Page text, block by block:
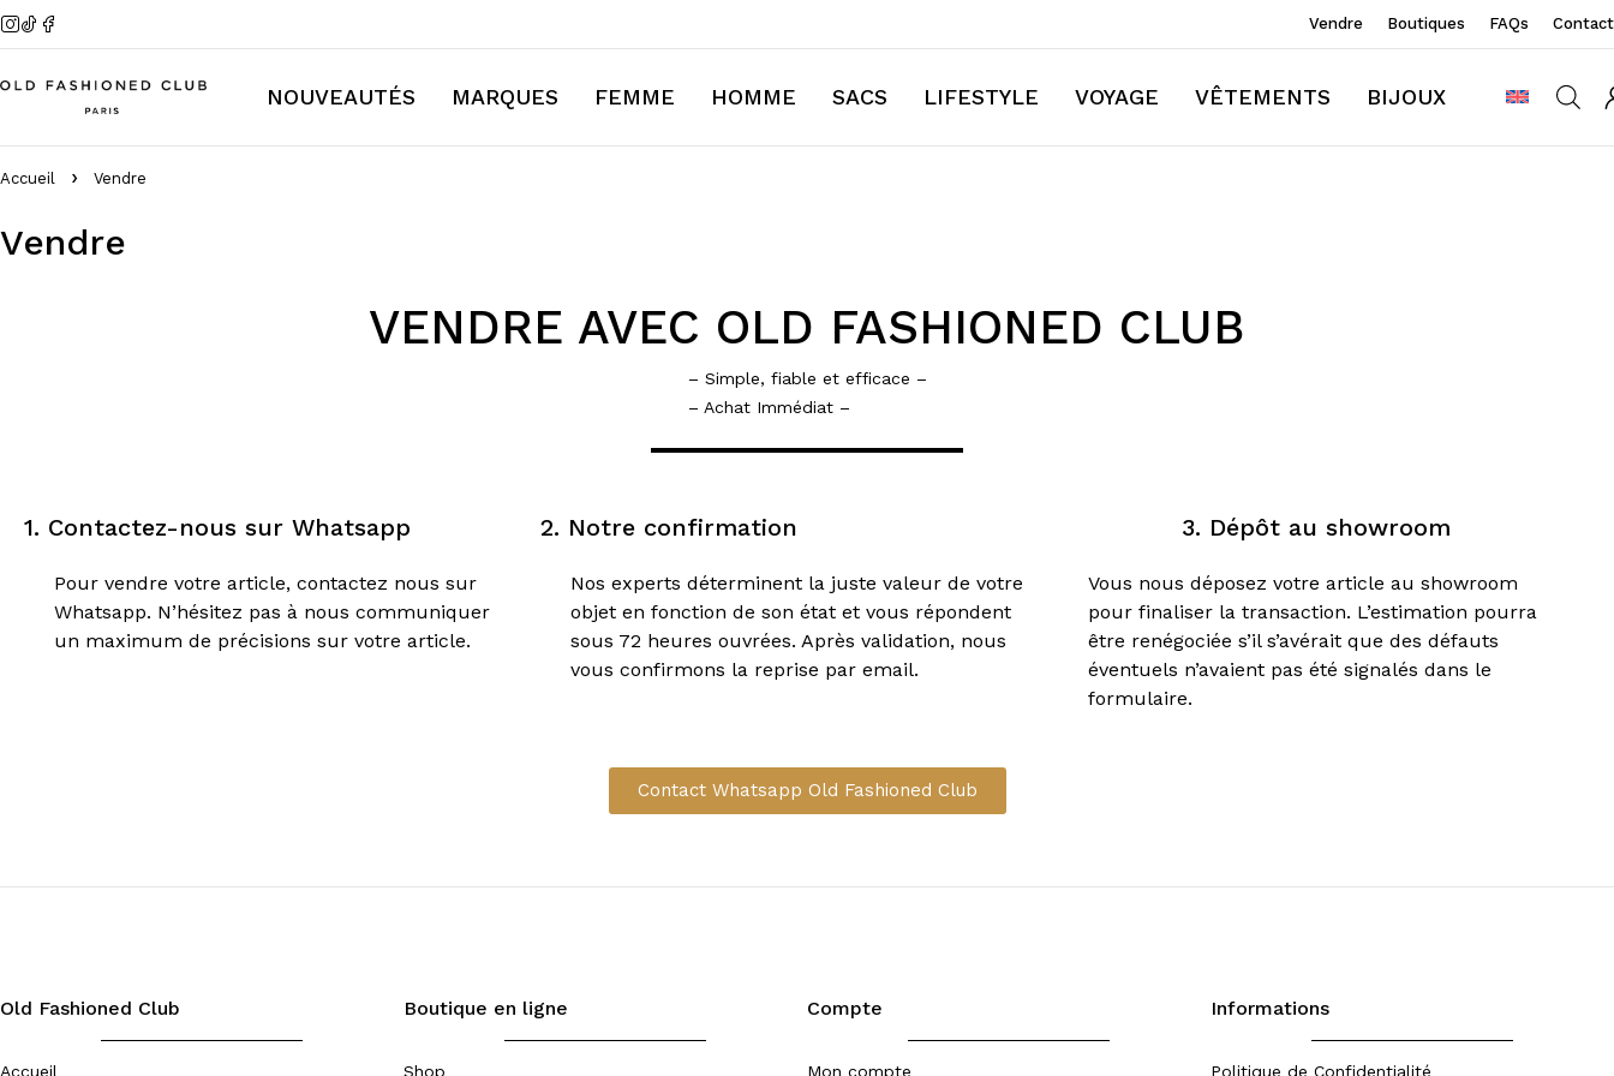
Vendre Boutiques FAQs Contact
NOUVEAUTÉS MARQUES FEMME HOMME SACS LIFESTYLE VOYAGE VÊTEMENTS BIJOUX
Accueil Vendre
Vendre
VENDRE AVEC OLD FASHIONED CLUB
– Simple, fiable et efficace –
– Achat Immédiat –
1. Contactez-nous sur Whatsapp
Pour vendre votre article, contactez nous sur
Whatsapp. N’hésitez pas à nous communiquer
un maximum de précisions sur votre article.
2. Notre confirmation​
Nos experts déterminent la juste valeur de votre
objet en fonction de son état et vous répondent
sous 72 heures ouvrées. Après validation, nous
vous confirmons la reprise par email.
3. Dépôt au showroom
Vous nous déposez votre article au showroom
pour finaliser la transaction. L’estimation pourra
être renégociée s’il s’avérait que des défauts
éventuels n’avaient pas été signalés dans le
formulaire.
Contact Whatsapp Old Fashioned Club
Old Fashioned Club
Accueil
Boutique en ligne
Shop
Compte
Mon compte
Informations
Politique de Confidentialité